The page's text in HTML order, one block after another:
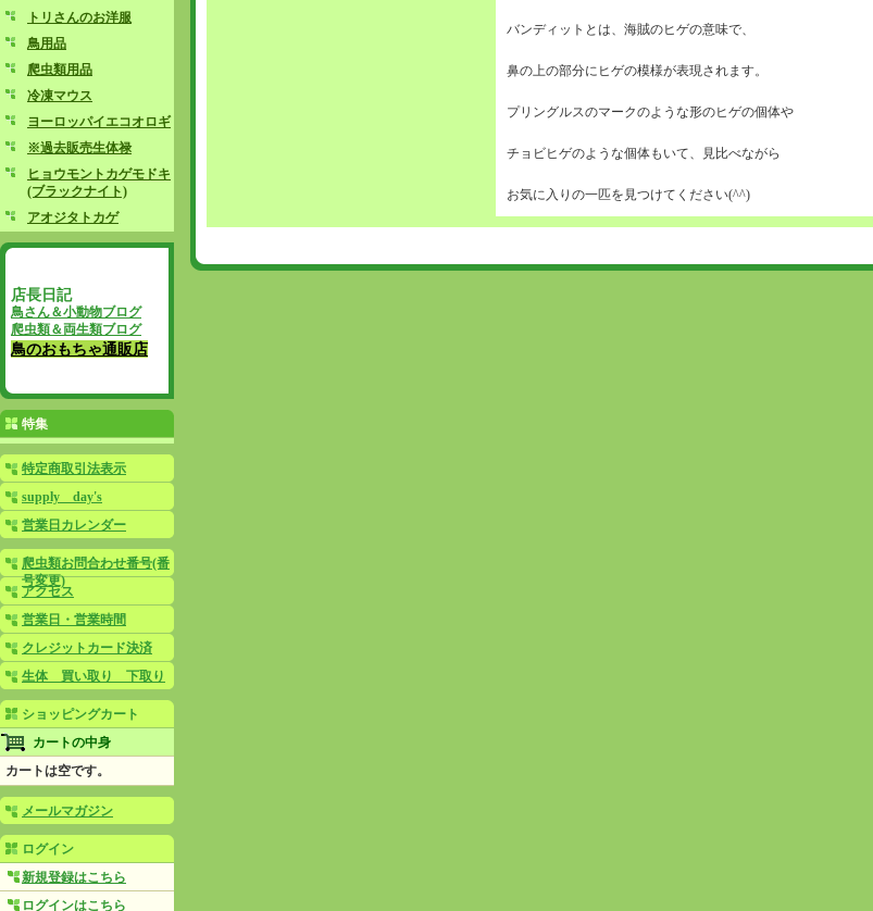
トリさんのお洋服
鳥用品
爬虫類用品
冷凍マウス
ヨーロッパイエコオロギ
※過去販売生体禄
ヒョウモントカゲモドキ
(ブラックナイト)
アオジタトカゲ
店長日記
鳥さん＆小動物ブログ
爬虫類＆両生類ブログ
鳥のおもちゃ通販店
特集
特定商取引法表示
supply day's
営業日カレンダー
爬虫類お問合わせ番号(番
号変更)
アクセス
営業日・営業時間
クレジットカード決済
生体 買い取り 下取り
ショッピングカート
カートの中身
カートは空です。
メールマガジン
ログイン
新規登録はこちら
ログインはこちら
バンディットとは、海賊のヒゲの意味で、
鼻の上の部分にヒゲの模様が表現されます。
プリングルスのマークのような形のヒゲの個体や
チョビヒゲのような個体もいて、見比べながら
お気に入りの一匹を見つけてください(^^)